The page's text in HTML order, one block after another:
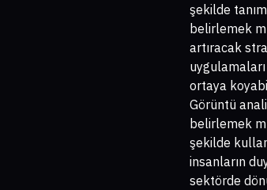
şekilde
belirlemek
artıracak
ortaya
Görüntü
belirlemek
şekilde
insanların
sektörde